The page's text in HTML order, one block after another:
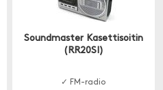
Soundmaster Kasettisoitin
(RR20SI)
✓ FM-radio